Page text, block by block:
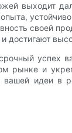
выходит
своей
достигают
успех
рынке и
идеи в